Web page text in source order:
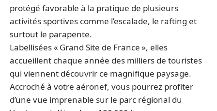
protégé favorable à la pratique de plusieurs
activités sportives comme l’escalade, le rafting et
surtout le parapente.
Labellisées « Grand Site de France », elles
accueillent chaque année des milliers de touristes
qui viennent découvrir ce magnifique paysage.
Accroché à votre aéronef, vous pourrez profiter
d’une vue imprenable sur le parc régional du